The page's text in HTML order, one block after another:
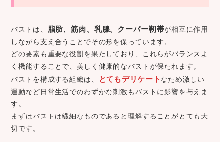
バストは、 脂肪、筋肉、乳腺、クーパー靭帯が相互に作用
しながら支え合うことでその形を保っています。
どの要素も重要な役割を果たしており、これらがバランスよ
く機能することで、美しく健康的なバストが保たれます。
バストを構成する組織は、
とてもデリケート なため激しい
運動など日常生活でのわずかな刺激もバストに影響を与えま
す。
まずはバストは繊細なものであると理解することがとても大
切です。